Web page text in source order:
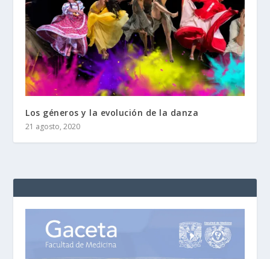
Los géneros y la evolución de la danza
21 agosto, 2020